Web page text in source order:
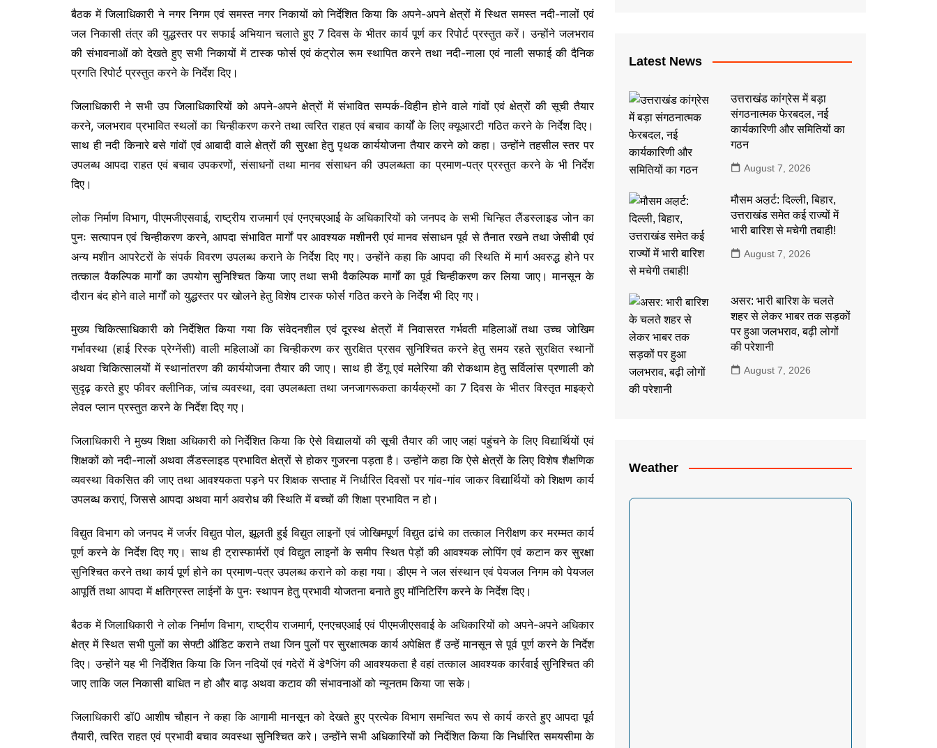
बैठक में जिलाधिकारी ने नगर निगम एवं समस्त नगर निकायों को निर्देशित किया कि अपने-अपने क्षेत्रों में स्थित समस्त नदी-नालों एवं
जल निकासी तंत्र की युद्धस्तर पर सफाई अभियान चलाते हुए 7 दिवस के भीतर कार्य पूर्ण कर रिपोर्ट प्रस्तुत करें। उन्होंने जलभराव
की संभावनाओं को देखते हुए सभी निकायों में टास्क फोर्स एवं कंट्रोल रूम स्थापित करने तथा नदी-नाला एवं नाली सफाई की दैनिक
प्रगति रिपोर्ट प्रस्तुत करने के निर्देश दिए।
जिलाधिकारी ने सभी उप जिलाधिकारियों को अपने-अपने क्षेत्रों में संभावित सम्पर्क-विहीन होने वाले गांवों एवं क्षेत्रों की सूची तैयार
करने, जलभराव प्रभावित स्थलों का चिन्हीकरण करने तथा त्वरित राहत एवं बचाव कार्यों के लिए क्यूआरटी गठित करने के निर्देश दिए।
साथ ही नदी किनारे बसे गांवों एवं आबादी वाले क्षेत्रों की सुरक्षा हेतु पृथक कार्ययोजना तैयार करने को कहा। उन्होंने तहसील स्तर पर
उपलब्ध आपदा राहत एवं बचाव उपकरणों, संसाधनों तथा मानव संसाधन की उपलब्धता का प्रमाण-पत्र प्रस्तुत करने के भी निर्देश
दिए।
लोक निर्माण विभाग, पीएमजीएसवाई, राष्ट्रीय राजमार्ग एवं एनएचएआई के अधिकारियों को जनपद के सभी चिन्हित लैंडस्लाइड जोन का
पुनः सत्यापन एवं चिन्हीकरण करने, आपदा संभावित मार्गों पर आवश्यक मशीनरी एवं मानव संसाधन पूर्व से तैनात रखने तथा जेसीबी एवं
अन्य मशीन आपरेटरों के संपर्क विवरण उपलब्ध कराने के निर्देश दिए गए। उन्होंने कहा कि आपदा की स्थिति में मार्ग अवरुद्ध होने पर
तत्काल वैकल्पिक मार्गों का उपयोग सुनिश्चित किया जाए तथा सभी वैकल्पिक मार्गों का पूर्व चिन्हीकरण कर लिया जाए। मानसून के
दौरान बंद होने वाले मार्गों को युद्धस्तर पर खोलने हेतु विशेष टास्क फोर्स गठित करने के निर्देश भी दिए गए।
मुख्य चिकित्साधिकारी को निर्देशित किया गया कि संवेदनशील एवं दूरस्थ क्षेत्रों में निवासरत गर्भवती महिलाओं तथा उच्च जोखिम
गर्भावस्था (हाई रिस्क प्रेग्नेंसी) वाली महिलाओं का चिन्हीकरण कर सुरक्षित प्रसव सुनिश्चित करने हेतु समय रहते सुरक्षित स्थानों
अथवा चिकित्सालयों में स्थानांतरण की कार्ययोजना तैयार की जाए। साथ ही डेंगू एवं मलेरिया की रोकथाम हेतु सर्विलांस प्रणाली को
सुदृढ़ करते हुए फीवर क्लीनिक, जांच व्यवस्था, दवा उपलब्धता तथा जनजागरूकता कार्यक्रमों का 7 दिवस के भीतर विस्तृत माइक्रो
लेवल प्लान प्रस्तुत करने के निर्देश दिए गए।
जिलाधिकारी ने मुख्य शिक्षा अधिकारी को निर्देशित किया कि ऐसे विद्यालयों की सूची तैयार की जाए जहां पहुंचने के लिए विद्यार्थियों एवं
शिक्षकों को नदी-नालों अथवा लैंडस्लाइड प्रभावित क्षेत्रों से होकर गुजरना पड़ता है। उन्होंने कहा कि ऐसे क्षेत्रों के लिए विशेष शैक्षणिक
व्यवस्था विकसित की जाए तथा आवश्यकता पड़ने पर शिक्षक सप्ताह में निर्धारित दिवसों पर गांव-गांव जाकर विद्यार्थियों को शिक्षण कार्य
उपलब्ध कराएं, जिससे आपदा अथवा मार्ग अवरोध की स्थिति में बच्चों की शिक्षा प्रभावित न हो।
विद्युत विभाग को जनपद में जर्जर विद्युत पोल, झूलती हुई विद्युत लाइनों एवं जोखिमपूर्ण विद्युत ढांचे का तत्काल निरीक्षण कर मरम्मत कार्य
पूर्ण करने के निर्देश दिए गए। साथ ही ट्रास्फार्मरों एवं विद्युत लाइनों के समीप स्थित पेड़ों की आवश्यक लोपिंग एवं कटान कर सुरक्षा
सुनिश्चित करने तथा कार्य पूर्ण होने का प्रमाण-पत्र उपलब्ध कराने को कहा गया। डीएम ने जल संस्थान एवं पेयजल निगम को पेयजल
आपूर्ति तथा आपदा में क्षतिग्रस्त लाईनों के पुनः स्थापन हेतु प्रभावी योजतना बनाते हुए मॉनिटिरिंग करने के निर्देश दिए।
बैठक में जिलाधिकारी ने लोक निर्माण विभाग, राष्ट्रीय राजमार्ग, एनएचएआई एवं पीएमजीएसवाई के अधिकारियों को अपने-अपने अधिकार
क्षेत्र में स्थित सभी पुलों का सेफ्टी ऑडिट कराने तथा जिन पुलों पर सुरक्षात्मक कार्य अपेक्षित हैं उन्हें मानसून से पूर्व पूर्ण करने के निर्देश
दिए। उन्होंने यह भी निर्देशित किया कि जिन नदियों एवं गदेरों में डेªजिंग की आवश्यकता है वहां तत्काल आवश्यक कार्रवाई सुनिश्चित की
जाए ताकि जल निकासी बाधित न हो और बाढ़ अथवा कटाव की संभावनाओं को न्यूनतम किया जा सके।
जिलाधिकारी डॉ0 आशीष चौहान ने कहा कि आगामी मानसून को देखते हुए प्रत्येक विभाग समन्वित रूप से कार्य करते हुए आपदा पूर्व
तैयारी, त्वरित राहत एवं प्रभावी बचाव व्यवस्था सुनिश्चित करे। उन्होंने सभी अधिकारियों को निर्देशित किया कि निर्धारित समयसीमा के
Latest News
उत्तराखंड कांग्रेस में बड़ा
संगठनात्मक फेरबदल, नई
कार्यकारिणी और समितियों का
गठन
August 7, 2026
मौसम अल़र्ट: दिल्ली, बिहार,
उत्तराखंड समेत कई राज्यों में
भारी बारिश से मचेगी तबाही!
August 7, 2026
असर: भारी बारिश के चलते
शहर से लेकर भाबर तक सड़कों
पर हुआ जलभराव, बढ़ी लोगों
की परेशानी
August 7, 2026
Weather